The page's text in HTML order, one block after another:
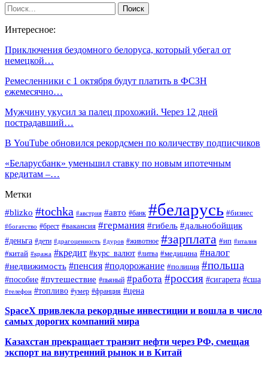
Интересное:
Приключения бездомного белоруса, который убегал от
немецкой…
Ремесленники с 1 октября будут платить в ФСЗН
ежемесячно…
Мужчину укусил за палец прохожий. Через 12 дней
пострадавший…
В YouTube обновился рекордсмен по количеству подписчиков
«Беларусбанк» уменьшил ставку по новым ипотечным
кредитам –…
Метки
#blizko #tochka #австрия #авто #банк #беларусь #бизнес
#богатство #брест #вакансия #германия #гибель #дальнобойщик
#деньга #дети #драгоценность #дуров #животное #зарплата #ип #италия
#китай #кража #кредит #курс_валют #литва #медицина #налог
#недвижимость #пенсия #подорожание #полиция #польша
#пособие #путешествие #пьяный #работа #россия #сигарета #сша
#телефон #топливо #умер #франция #цена
SpaceX привлекла рекордные инвестиции и вошла в число
самых дорогих компаний мира
Казахстан прекращает транзит нефти через РФ, смещая
экспорт на внутренний рынок и в Китай